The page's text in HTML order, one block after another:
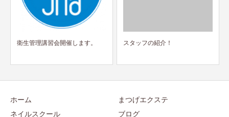
スタッフの紹介！ 2種類のV3ファンデの違い
ホーム
ネイルスクール
まつげエクステ
ブログ